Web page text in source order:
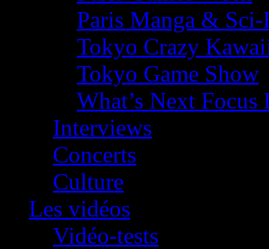
Paris Manga &
Tokyo Crazy
Tokyo Game Show
What’s Next
Interviews
Concerts
Culture
Les vidéos
Vidéo-tests